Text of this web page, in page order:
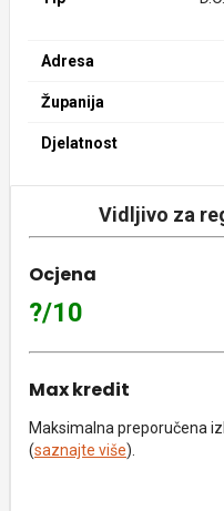
Adresa
Županija
Djelatnost
Vidljivo za
Ocjena
?/10
Max kredit
Maksimalna preporučena
(saznajte više).